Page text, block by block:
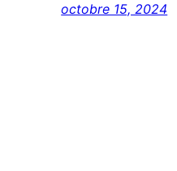
octobre 15, 2024